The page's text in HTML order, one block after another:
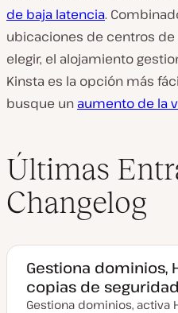
de baja latencia.
ubicaciones de centros
elegir, el alojamiento
Kinsta es la opción más
busque un aumento de la
Últimas
Changelog
Gestiona dominios,
copias de
Gestiona dominios, activa